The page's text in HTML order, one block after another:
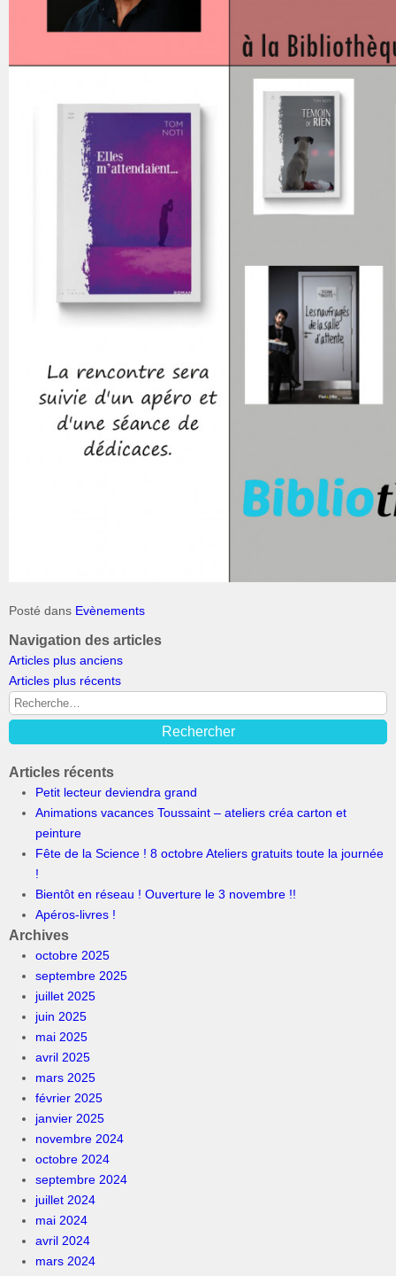
Posté dans Evènements
Navigation des articles
Articles plus anciens
Articles plus récents
Articles récents
Petit lecteur deviendra grand
Animations vacances Toussaint – ateliers créa carton et
peinture
Fête de la Science ! 8 octobre Ateliers gratuits toute la journée
!
Bientôt en réseau ! Ouverture le 3 novembre !!
Apéros-livres !
Archives
octobre 2025
septembre 2025
juillet 2025
juin 2025
mai 2025
avril 2025
mars 2025
février 2025
janvier 2025
novembre 2024
octobre 2024
septembre 2024
juillet 2024
mai 2024
avril 2024
mars 2024